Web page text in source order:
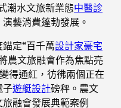
潮水文旅新業態中醫診
藝消費蓬勃發展。
錨定“百千萬設計家豪宅
農文旅融會作為焦點亮
得通紅，彷彿兩個正在
子遊艇設計磅秤。農文
融會發展典範案例